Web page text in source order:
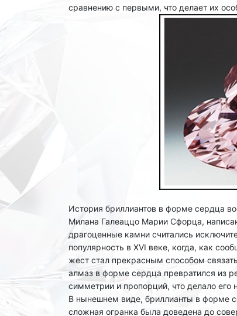
сравнению с первыми, что делает их
История бриллиантов в форме сердца
Милана Галеаццо Марии Сфорца,
драгоценные камни считались
популярность в XVI веке, когда, как
жест стал прекрасным способом
алмаз в форме сердца превратился из
симметрии и пропорций, что делало
В нынешнем виде, бриллианты в форме
сложная огранка была доведена до